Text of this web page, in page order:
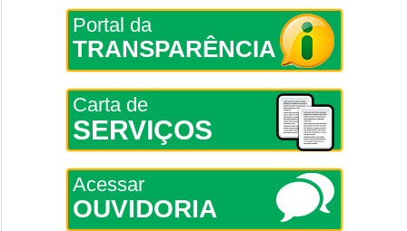
Portal da
TRANSPARÊNCIA
Carta de
SERVIÇOS
Acessar
OUVIDORIA